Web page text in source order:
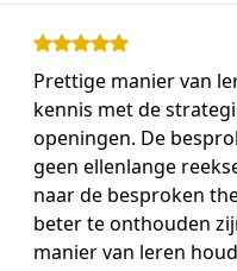
Prettige manier van
kennis met de
openingen. De
geen ellenlange
naar de besproken
beter te onthouden
manier van leren